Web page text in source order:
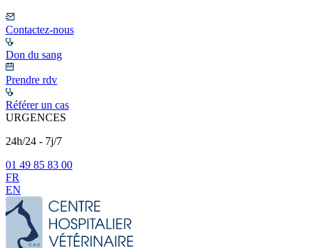
Contactez-nous
Don du sang
Prendre rdv
Référer un cas
URGENCES
24h/24 - 7j/7
01 49 85 83 00
FR
EN